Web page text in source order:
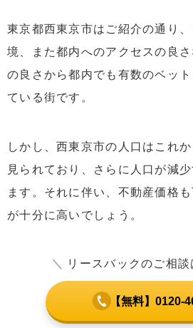
東京都西東京市はご紹介の通り
境、また都内へのアクセスの良
の良さから都内でも有数のベッ
ている街です。
しかし、西東京市の人口はこれ
見られており、さらに人口が減
ます。それに伴い、不動産価格
が十分に高いでしょう。
＼ リースバックのご相談
【無料】0120-